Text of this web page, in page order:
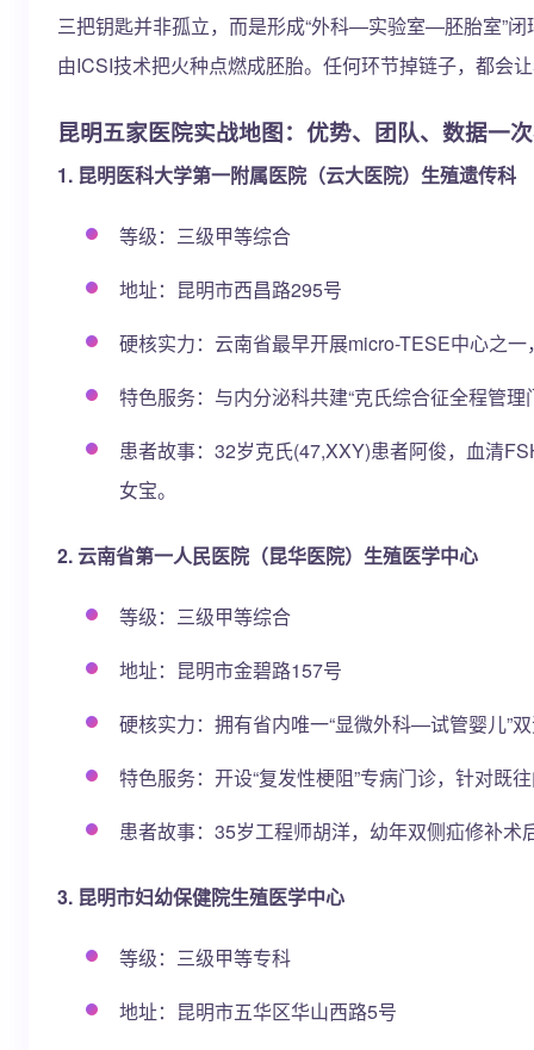
三把钥匙并非孤立，而是形成“外科—实验室—胚胎室”闭
由ICSI技术把火种点燃成胚胎。任何环节掉链子，都会
昆明五家医院实战地图：优势、团队、数据一
1. 昆明医科大学第一附属医院（云大医院）生殖遗传科
等级：三级甲等综合
地址：昆明市西昌路295号
硬核实力：云南省最早开展micro-TESE中心之
特色服务：与内分泌科共建“克氏综合征全程管
患者故事：32岁克氏(47,XXY)患者阿俊，血清
女宝。
2. 云南省第一人民医院（昆华医院）生殖医学中心
等级：三级甲等综合
地址：昆明市金碧路157号
硬核实力：拥有省内唯一“显微外科—试管婴儿”
特色服务：开设“复发性梗阻”专病门诊，针对既
患者故事：35岁工程师胡洋，幼年双侧疝修补
3. 昆明市妇幼保健院生殖医学中心
等级：三级甲等专科
地址：昆明市五华区华山西路5号